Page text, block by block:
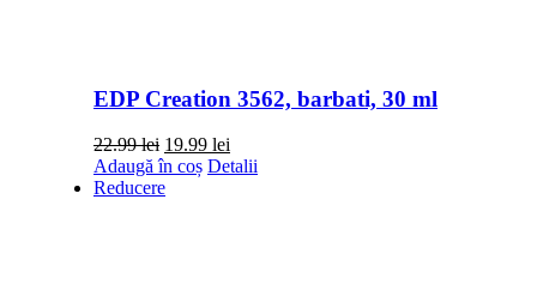
EDP Creation 3562, barbati, 30 ml
22.99lei Prețul
inițial
a
19.99 leiPrețul
curent
Adaugă în coș Detalii
Reducere